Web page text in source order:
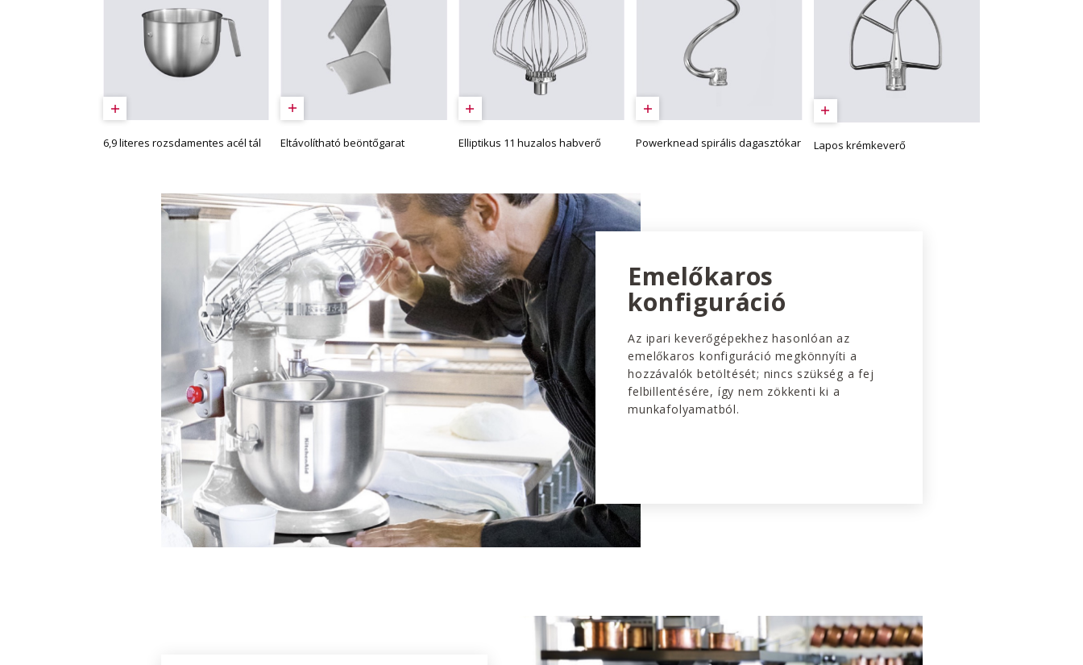
6,9 literes rozsdamentes acél tál Eltávolítható beöntőgarat Elliptikus 11 huzalos habverő Powerknead spirális dagasztókar Lapos krémkeverő
Emelőkaros
konfiguráció
Az ipari keverőgépekhez hasonlóan az
emelőkaros konfiguráció megkönnyíti a
hozzávalók betöltését; nincs szükség a fej
felbillentésére, így nem zökkenti ki a
munkafolyamatból.